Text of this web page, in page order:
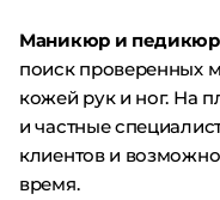
Маникюр и педикюр
поиск проверенных
кожей рук и ног. На
и частные
клиентов и
время.